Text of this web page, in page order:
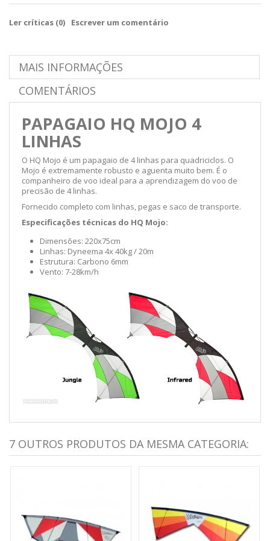
Ler críticas (0) Escrever um comentário
MAIS INFORMAÇÕES
COMENTÁRIOS
PAPAGAIO HQ MOJO 4
LINHAS
O HQ Mojo é um papagaio de 4 linhas para quadriciclos. O
Mojo é extremamente robusto e aguenta muito bem. É o
companheiro de voo ideal para a aprendizagem do voo de
precisão de 4 linhas.
Fornecido completo com linhas, pegas e saco de transporte.
Especificações técnicas do HQ Mojo:
Dimensões: 220x75cm
Linhas: Dyneema 4x 40kg / 20m
Estrutura: Carbono 6mm
Vento: 7-28km/h
7 OUTROS PRODUTOS DA MESMA CATEGORIA: